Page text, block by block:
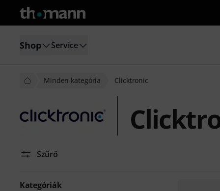
Shop Service
Minden kategória Clicktronic
Szűrő
Kategóriák